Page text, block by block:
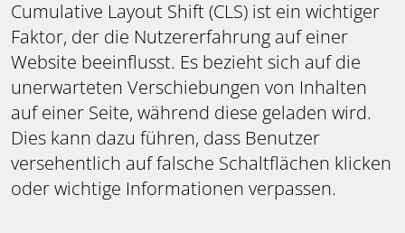
Cumulative Layout Shift (CLS) ist ein wichtiger
Faktor, der die Nutzererfahrung auf einer
Website beeinflusst. Es bezieht sich auf die
unerwarteten Verschiebungen von Inhalten
auf einer Seite, während diese geladen wird.
Dies kann dazu führen, dass Benutzer
versehentlich auf falsche Schaltflächen klicken
oder wichtige Informationen verpassen.